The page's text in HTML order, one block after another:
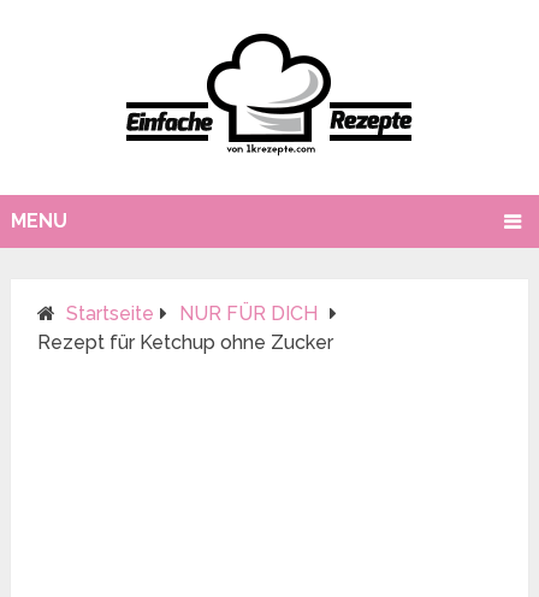
MENU
Startseite
NUR FÜR DICH
Rezept für Ketchup ohne Zucker